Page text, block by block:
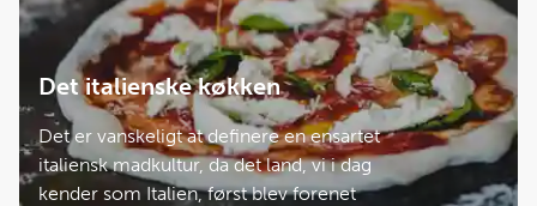
Det italienske køkken
Det er vanskeligt at definere en ensartet
italiensk madkultur, da det land, vi i dag
kender som Italien, først blev forenet